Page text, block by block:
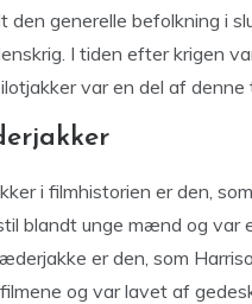
generelle befolkning i
I tiden efter krigen
var en del af denne
i filmhistorien er den,
blandt unge mænd og var
er den, som
og var lavet af